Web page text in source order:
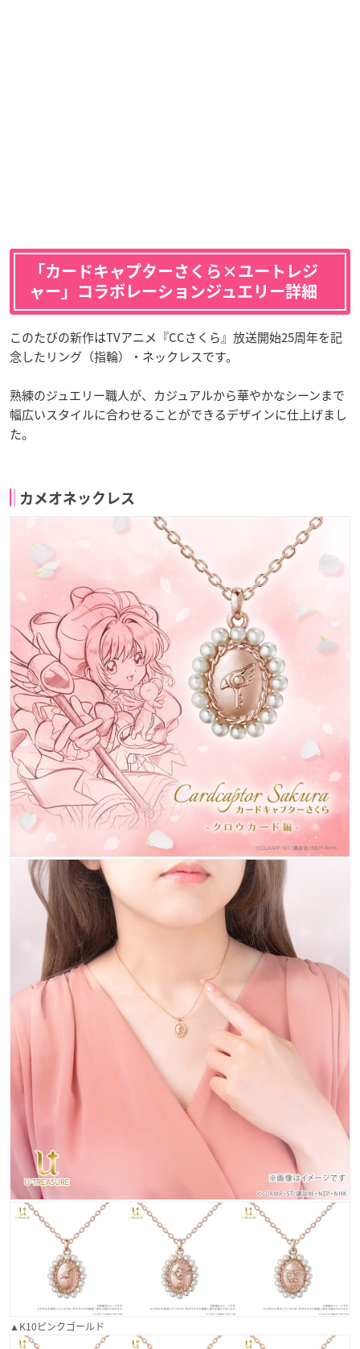
「カードキャプターさくら×ユートレジ
ャー」コラボレーションジュエリー詳細
このたびの新作はTVアニメ『CCさくら』放送開始25周年を記
念したリング（指輪）・ネックレスです。
熟練のジュエリー職人が、カジュアルから華やかなシーンまで
幅広いスタイルに合わせることができるデザインに仕上げまし
た。
カメオネックレス
▲K10ピンクゴールド